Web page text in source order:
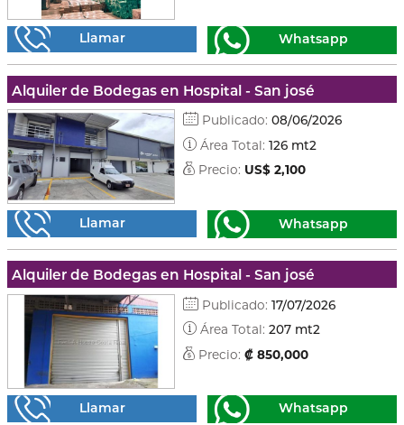
Llamar Whatsapp
Alquiler de Bodegas en Hospital - San josé
Publicado: 08/06/2026
Área Total: 126 mt2
Precio: US$ 2,100
Llamar Whatsapp
Alquiler de Bodegas en Hospital - San josé
Publicado: 17/07/2026
Área Total: 207 mt2
Precio: ₡ 850,000
Llamar Whatsapp